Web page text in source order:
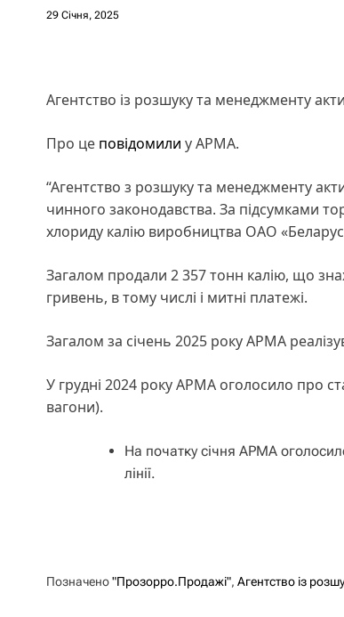
29 Січня, 2025
Агентство із розшуку та менеджменту
Про це повідомили у АРМА.
“Агентство з розшуку та менеджменту
чинного законодавства. За підсумками
хлориду калію виробництва ОАО
Загалом продали 2 357 тонн калію, що
гривень, в тому числі і митні платежі.
Загалом за січень 2025 року АРМА
У грудні 2024 року АРМА оголосило про
вагони).
На початку січня АРМА
лінії.
Позначено"Прозорро.Продажі", Агентство із